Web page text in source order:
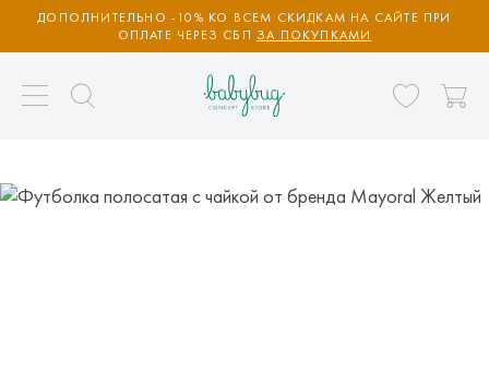
ДОПОЛНИТЕЛЬНО -10% КО ВСЕМ СКИДКАМ НА САЙТЕ ПРИ
ОПЛАТЕ ЧЕРЕЗ СБП ЗА ПОКУПКАМИ